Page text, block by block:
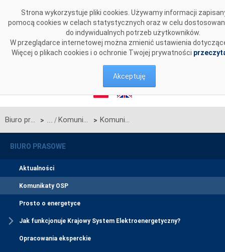
Strona wykorzystuje pliki cookies. Używamy informacji
pomocą cookies w celach statystycznych oraz w celu
do indywidualnych potrzeb użytkowników.
W przeglądarce internetowej można zmienić ustawienia
Więcej o plikach cookies i o ochronie Twojej prywatności
Akceptuję
Biuro prasowe > Komunikaty OSP > Komunikat OSP w sprawie rozpoczęcia procesu jednostronnego przetargu miesięcznego na grudzień 2023 r. na zdolności przesyłowe linii Zamość-Dobrotwór będącej połączeniem międzysystemowym PSE S.A. i NEK UKRENERGO (Okres Rezerwacji rozpoczynający się od 1 grudnia 2023 r. i kończący się 31 grudnia 2023 r.)
BIURO PRASOWE
Aktualności
Komunikaty OSP
Prosto o energetyce
Jak funkcjonuje Krajowy System Elektroenergetyczny?
Opracowania eksperckie